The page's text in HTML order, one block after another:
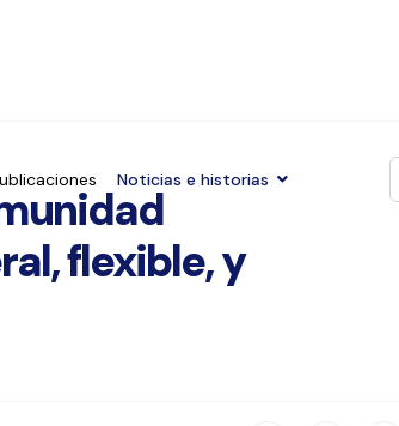
Noticias e historias
flexible, y